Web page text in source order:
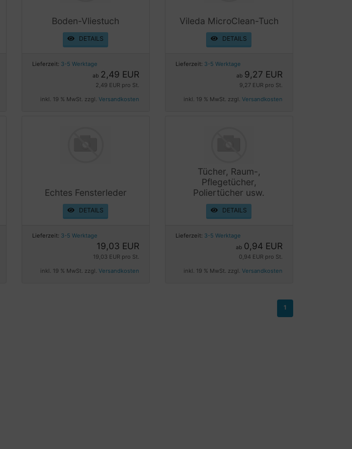
Boden-Vliestuch
DETAILS
Lieferzeit: 3-5 Werktage
ab 2,49 EUR
2,49 EUR pro St.
inkl. 19 % MwSt. zzgl. Versandkosten
Vileda MicroClean-Tuch
DETAILS
Lieferzeit: 3-5 Werktage
ab 9,27 EUR
9,27 EUR pro St.
inkl. 19 % MwSt. zzgl. Versandkosten
Echtes Fensterleder
DETAILS
Lieferzeit: 3-5 Werktage
19,03 EUR
19,03 EUR pro St.
inkl. 19 % MwSt. zzgl. Versandkosten
Tücher, Raum-,
Pflegetücher,
Poliertücher usw.
DETAILS
Lieferzeit: 3-5 Werktage
ab 0,94 EUR
0,94 EUR pro St.
inkl. 19 % MwSt. zzgl. Versandkosten
1